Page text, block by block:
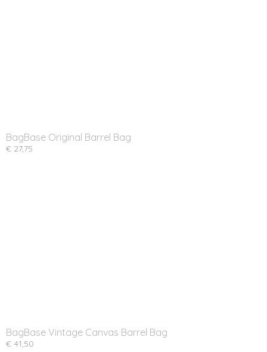
BagBase Original Barrel Bag
€ 27,75
BagBase Vintage Canvas Barrel Bag
€ 41,50